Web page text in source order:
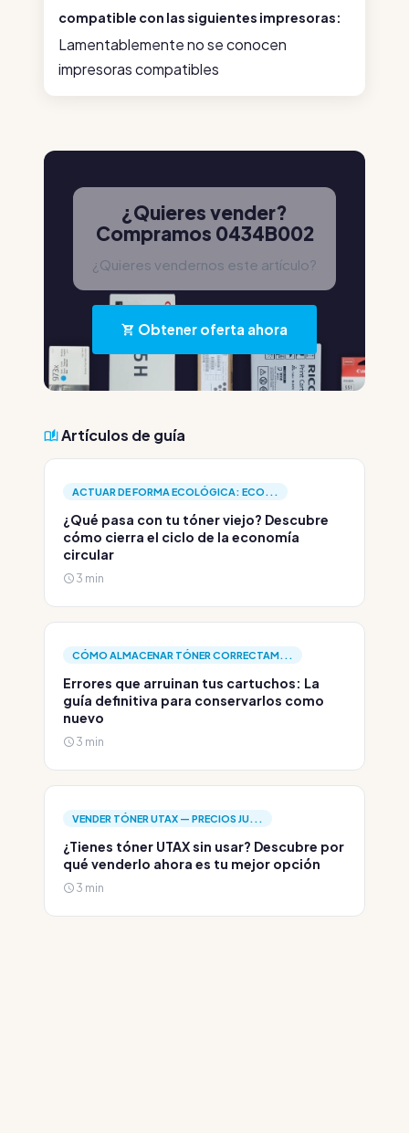
compatible con las siguientes impresoras:
Lamentablemente no se conocen
impresoras compatibles
¿Quieres vender?
Compramos 0434B002
¿Quieres vendernos este artículo?
Obtener oferta ahora
Artículos de guía
ACTUAR DE FORMA ECOLÓGICA: ECO...
¿Qué pasa con tu tóner viejo? Descubre
cómo cierra el ciclo de la economía
circular
3 min
CÓMO ALMACENAR TÓNER CORRECTAM...
Errores que arruinan tus cartuchos: La
guía definitiva para conservarlos como
nuevo
3 min
VENDER TÓNER UTAX — PRECIOS JU...
¿Tienes tóner UTAX sin usar? Descubre por
qué venderlo ahora es tu mejor opción
3 min